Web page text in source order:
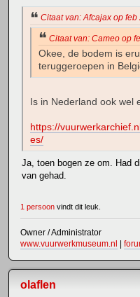
Citaat van: Afcajax op feb
Citaat van: Cameo op
Okee, de bodem is
teruggeroepen in
Is in Nederland ook wel
https://
es/
Ja, toen bogen ze om. Had
van gehad.
1 persoon vindt dit leuk.
Owner / Administrator
www.vuurwerkmuseum.nl |
olaflen